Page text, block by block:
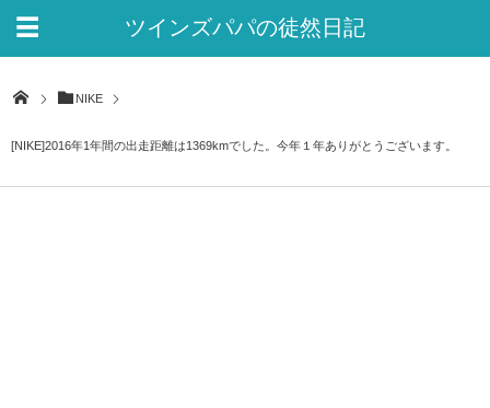
ツインズパパの徒然日記
NIKE
[NIKE]2016年1年間の出走距離は1369kmでした。今年１年ありがとうございます。